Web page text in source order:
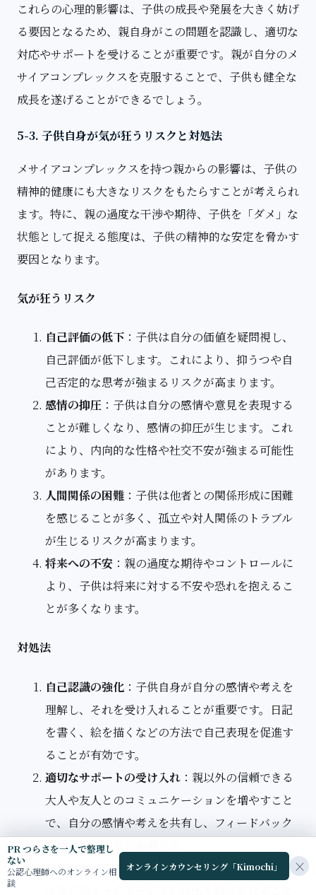
これらの心理的影響は、子供の成長や発展を大きく妨げ
る要因となるため、親自身がこの問題を認識し、適切な
対応やサポートを受けることが重要です。親が自分のメ
サイアコンプレックスを克服することで、子供も健全な
成長を遂げることができるでしょう。
5-3. 子供自身が気が狂うリスクと対処法
メサイアコンプレックスを持つ親からの影響は、子供の
精神的健康にも大きなリスクをもたらすことが考えられ
ます。特に、親の過度な干渉や期待、子供を「ダメ」な
状態として捉える態度は、子供の精神的な安定を脅かす
要因となります。
気が狂うリスク
自己評価の低下 ：子供は自分の価値を疑問視し、
自己評価が低下します。これにより、抑うつや自
己否定的な思考が強まるリスクが高まります。
感情の抑圧 ：子供は自分の感情や意見を表現する
ことが難しくなり、感情の抑圧が生じます。これ
により、内向的な性格や社交不安が強まる可能性
があります。
人間関係の困難 ：子供は他者との関係形成に困難
を感じることが多く、孤立や対人関係のトラブル
が生じるリスクが高まります。
将来への不安 ：親の過度な期待やコントロールに
より、子供は将来に対する不安や恐れを抱えるこ
とが多くなります。
対処法
自己認識の強化 ：子供自身が自分の感情や考えを
理解し、それを受け入れることが重要です。日記
を書く、絵を描くなどの方法で自己表現を促進す
ることが有効です。
適切なサポートの受け入れ ：親以外の信頼できる
大人や友人とのコミュニケーションを増やすこと
で、自分の感情や考えを共有し、フィードバック
を受け取ることが重要です。
リラクゼーション技法の導入：深呼吸や瞑想、ヨ
PR つらさを一人で整理し
ない
公認心理師へのオンライン相
談
オンラインカウンセリング「Kimochi」 ×